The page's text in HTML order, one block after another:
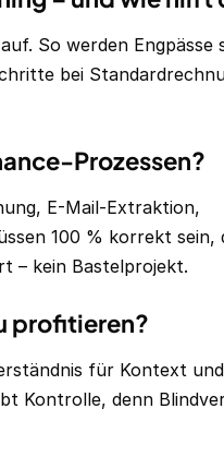
So werden Engpässe
bei
Prozessen?
E-Mail-Extraktion,
100 % korrekt sein,
– kein Bastelprojekt.
profitieren?
für Kontext
Kontrolle, denn